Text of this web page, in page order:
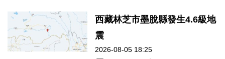
西藏林芝市墨脫縣發生4.6級地
震
2026-08-05 18:25